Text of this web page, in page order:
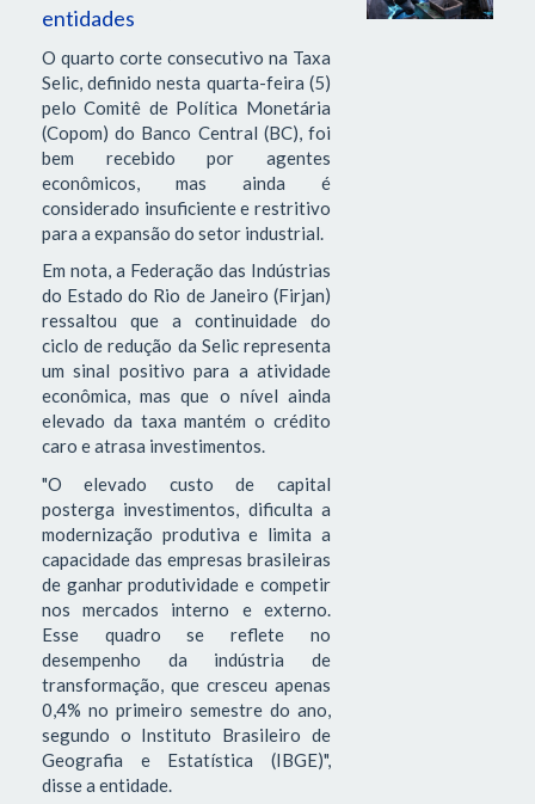
entidades
O quarto corte consecutivo na Taxa
Selic, definido nesta quarta-feira (5)
pelo Comitê de Política Monetária
(Copom) do Banco Central (BC), foi
bem recebido por agentes
econômicos, mas ainda é
considerado insuficiente e restritivo
para a expansão do setor industrial.
Em nota, a Federação das Indústrias
do Estado do Rio de Janeiro (Firjan)
ressaltou que a continuidade do
ciclo de redução da Selic representa
um sinal positivo para a atividade
econômica, mas que o nível ainda
elevado da taxa mantém o crédito
caro e atrasa investimentos.
"O elevado custo de capital
posterga investimentos, dificulta a
modernização produtiva e limita a
capacidade das empresas brasileiras
de ganhar produtividade e competir
nos mercados interno e externo.
Esse quadro se reflete no
desempenho da indústria de
transformação, que cresceu apenas
0,4% no primeiro semestre do ano,
segundo o Instituto Brasileiro de
Geografia e Estatística (IBGE)",
disse a entidade.